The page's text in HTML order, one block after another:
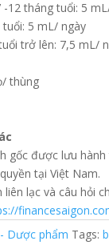
-12 tháng tuổi: 5
5 mL/ ngày
trở lên: 7,5 mL/
thùng
gốc được lưu
tại Việt Nam.
lạc và câu hỏi
Dược phẩm Tags: